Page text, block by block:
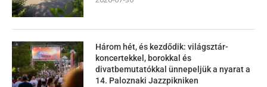
Három hét, és kezdődik: világsztár-
koncertekkel, borokkal és
divatbemutatókkal ünnepeljük a nyarat a
14. Paloznaki Jazzpikniken